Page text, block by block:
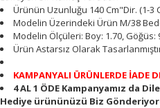
Ürünün Uzunluğu 140 Cm"Dir. (1-3
Modelin Üzerindeki Ürün M/38
Modelin Ölçüleri: Boy: 1.70, Göğüs:
Ürün Astarsız Olarak
KAMPANYALI ÜRÜNLERDE İADE
4 AL 1 ÖDE Kampanyamız da
Hediye ürününüzü Biz